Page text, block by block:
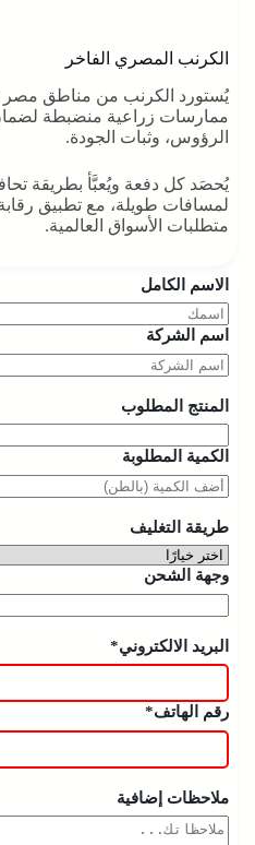
الكرنب المصري الفاخر
يُستورد الكرنب من مناطق مصر
ممارسات زراعية منضبطة
الرؤوس، وثبات الجودة.
يُحصَد كل دفعة ويُعبَّأ بطريقة
لمسافات طويلة، مع تطبيق
متطلبات الأسواق العالمية.
الاسم الكامل
اسم الشركة
المنتج المطلوب
الكمية المطلوبة
طريقة التغليف
وجهة الشحن
البريد الالكتروني*
رقم الهاتف*
ملاحظات إضافية